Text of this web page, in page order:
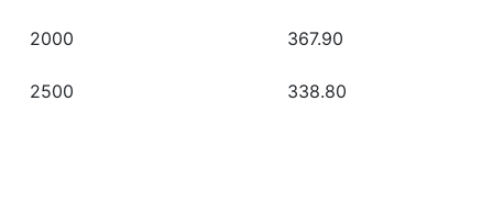
2000 367.90
2500 338.80